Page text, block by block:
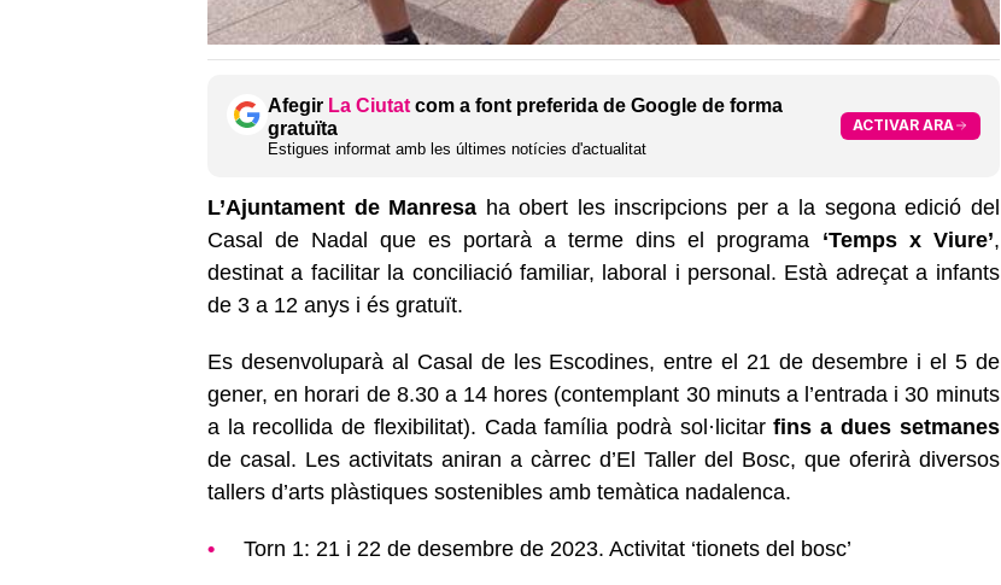
Afegir La Ciutat com a font preferida de Google de forma
gratuïta
Estigues informat amb les últimes notícies d'actualitat
ACTIVAR ARA
L’Ajuntament de Manresa ha obert les inscripcions per a la segona edició del
Casal de Nadal que es portarà a terme dins el programa ‘Temps x Viure’,
destinat a facilitar la conciliació familiar, laboral i personal. Està adreçat a infants
de 3 a 12 anys i és gratuït.
Es desenvoluparà al Casal de les Escodines, entre el 21 de desembre i el 5 de
gener, en horari de 8.30 a 14 hores (contemplant 30 minuts a l’entrada i 30 minuts
a la recollida de flexibilitat). Cada família podrà sol·licitarfins a dues setmanes
de casal. Les activitats aniran a càrrec d’El Taller del Bosc, que oferirà diversos
tallers d’arts plàstiques sostenibles amb temàtica nadalenca.
Torn 1: 21 i 22 de desembre de 2023. Activitat ‘tionets del bosc’